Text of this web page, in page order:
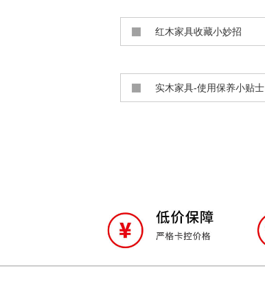
红木家具收藏小妙招
实木家具-使用保养小贴士